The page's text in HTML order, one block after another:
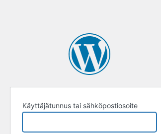
Käyttäjätunnus tai sähköpostiosoite